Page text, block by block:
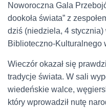
Noworoczna Gala
dookoła świata” z
dziś (niedziela, 4
Biblioteczno‑Kulturalnego
Wieczór okazał się
tradycje świata. W sali
wiedeńskie walce,
który wprowadził nutę